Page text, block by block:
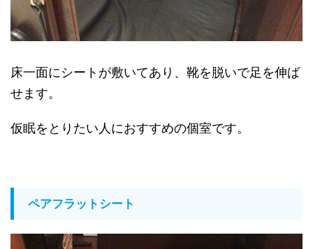
床一面にシートが敷いてあり、靴を脱いで足を伸ば
せます。
仮眠をとりたい人におすすめの個室です。
ペアフラットシート